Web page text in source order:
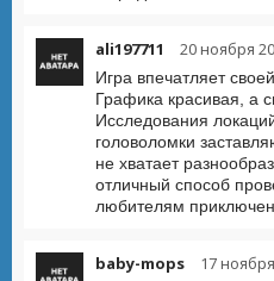
ali197711 20 ноября
Игра впечатляет
Графика красивая, а
Исследования
головоломки
не хватает
отличный способ
любителям
baby-mops 17